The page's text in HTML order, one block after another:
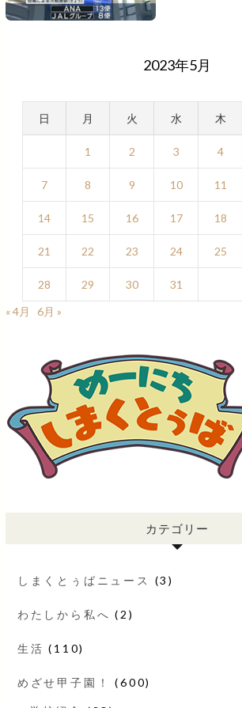
2023年5月
日 月 火 水 木
1 2 3 4
7 8 9 10 11
14 15 16 17 18
21 22 23 24 25
28 29 30
31
« 4月
6月 »
カテゴリー
しまくとぅばニュース (3)
わたしから私へ (2)
生活 (110)
めざせ甲子園！ (600)